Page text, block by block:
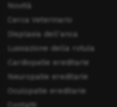
Novità
Cerca Veterinario
Displasia dell'anca
Lussazione della rotula
Cardiopatie ereditarie
Neuropatie ereditarie
Oculopatie ereditarie
Contatti